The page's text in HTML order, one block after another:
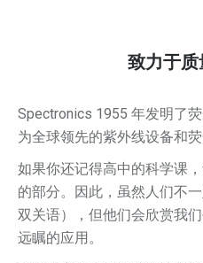
致力于
Spectronics 1955 年发明了
为全球领先的紫外线设备和荧
如果你还记得高中的科学课
的部分。因此，虽然人们不
双关语），但他们会欣赏我
远瞩的应用。